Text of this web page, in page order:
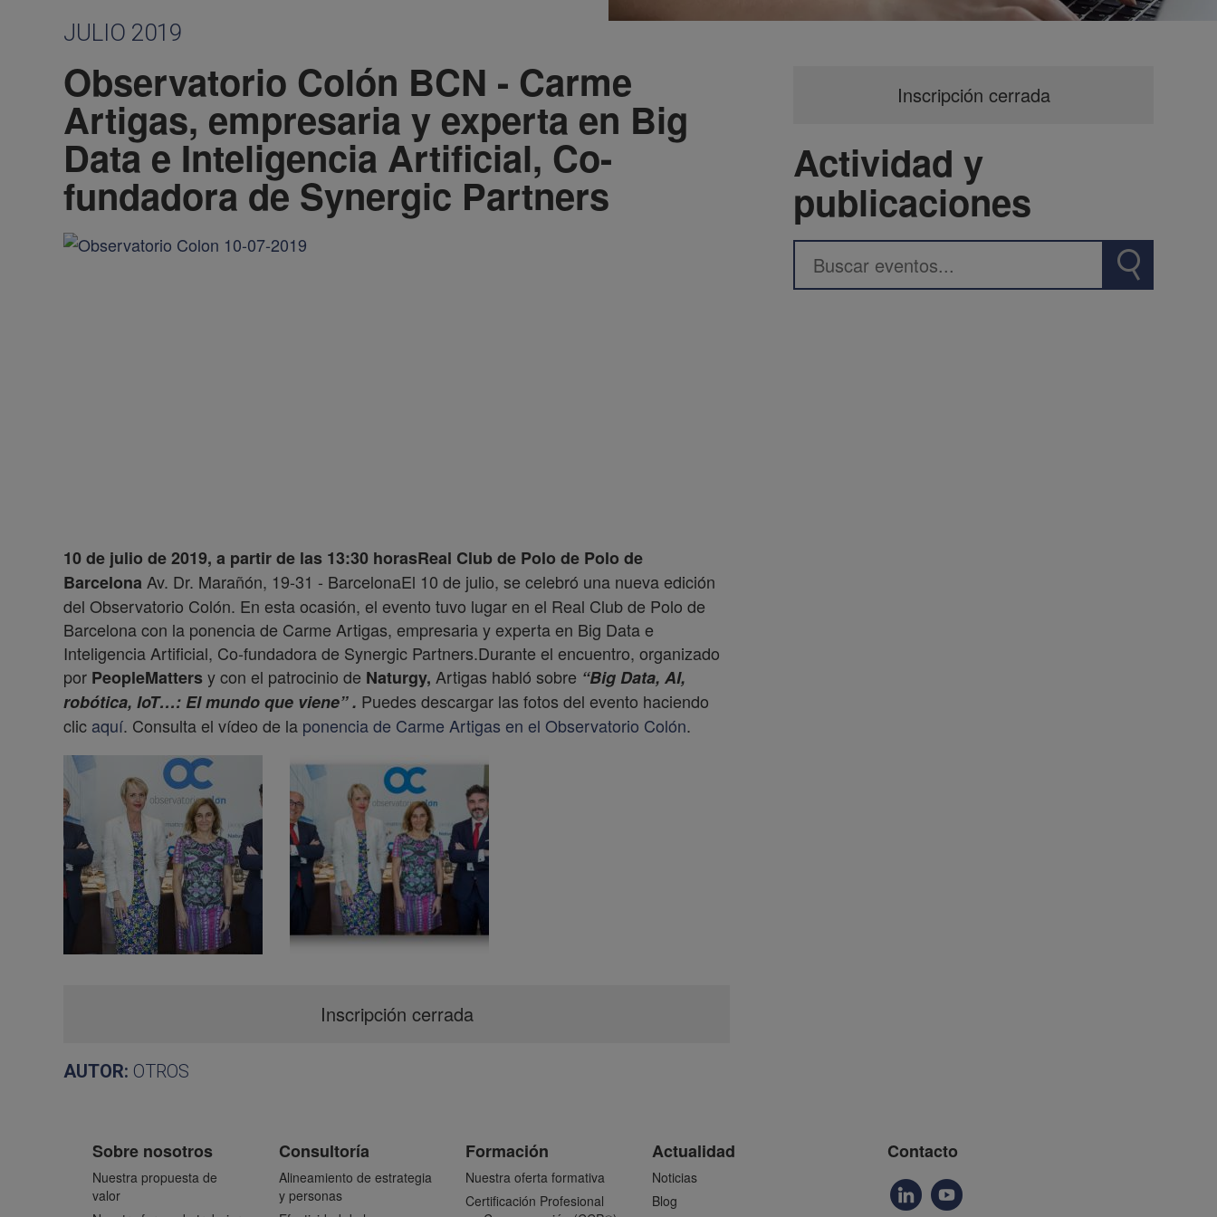
JULIO 2019
Observatorio Colón BCN - Carme
Artigas, empresaria y experta en Big
Data e Inteligencia Artificial, Co-
fundadora de Synergic Partners
10 de julio de 2019, a partir de las 13:30 horasReal Club de Polo de Polo de
Barcelona Av. Dr. Marañón, 19-31 - BarcelonaEl 10 de julio, se celebró una nueva edición
del Observatorio Colón. En esta ocasión, el evento tuvo lugar en el Real Club de Polo de
Barcelona con la ponencia de Carme Artigas, empresaria y experta en Big Data e
Inteligencia Artificial, Co-fundadora de Synergic Partners.Durante el encuentro, organizado
por PeopleMattersy con el patrocinio de Naturgy, Artigas habló sobre “Big Data, AI,
robótica, IoT…: El mundo que viene”. Puedes descargar las fotos del evento haciendo
clic aquí. Consulta el vídeo de la ponencia de Carme Artigas en el Observatorio Colón.
Inscripción cerrada
AUTOR: OTROS
Inscripción cerrada
Actividad y
publicaciones
Sobre nosotros
Nuestra propuesta de
valor
Consultoría
Alineamiento de estrategia
y personas
Formación
Nuestra oferta formativa
Certificación Profesional
Actualidad
Noticias
Blog
Contacto